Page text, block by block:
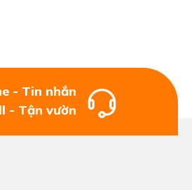
- Tin nhắn
- Tận vườn